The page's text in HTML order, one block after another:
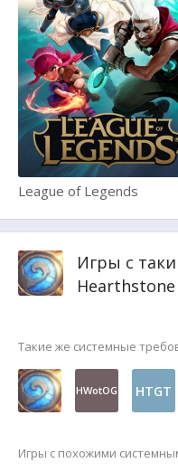
League of Legends
Игры с
Hearthstone
Такие же системные
HWotOG HTGT
Игры с похожими